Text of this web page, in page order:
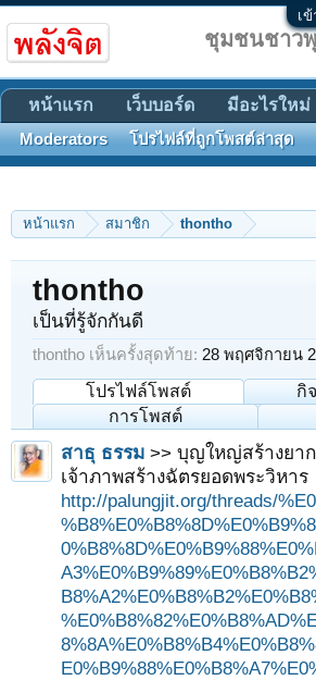
เ
หน้าแรก สมาชิก thontho
thontho
เป็นที่รู้จักกันดี
thontho เห็นครั้งสุดท้าย: 28 พฤศจิกายน
โปรไฟล์โพสต์
กิ
การโพสต์
สาธุ ธรรม >> บุญใหญ่สร้างยา
เจ้าภาพสร้างฉัตรยอดพระวิหาร
http://palungjit.org/threads/
ชุมชนชาว
หน้าแรก เว็บบอร์ด มีอะไรใหม่
Moderators โปรไฟล์ที่ถูกโพสต์ล่าสุด